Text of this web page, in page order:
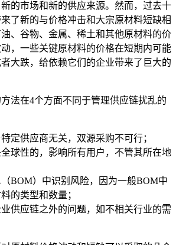
的市场和新的供应来源。然而，过去十
了新的与价格冲击和大宗原材料短缺相
、谷物、金属、稀土和其他原材料的价
，一些关键原材料的价格在短期内可能
大跌，给依赖它们的企业带来了巨大的
法在4个方面不同于管理供应链扰乱的
定供应商无关，双源采购不可行；
球性的，影响所有用户，不管其所在地
BOM）中识别风险，因为一般BOM中
的类型和数量；
供应链之外的问题，如不相关行业的需